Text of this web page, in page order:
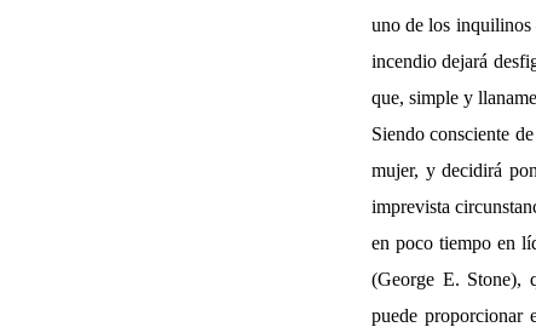
uno de los inquilinos
incendio dejará
que, simple y
Siendo consciente
mujer, y decidirá
imprevista
en poco tiempo en
(George E. Stone),
puede proporcionar